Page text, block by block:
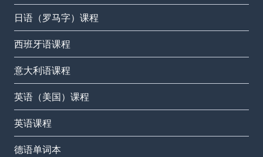
日语（罗马字）课程
西班牙语课程
意大利语课程
英语（美国）课程
英语课程
德语单词本